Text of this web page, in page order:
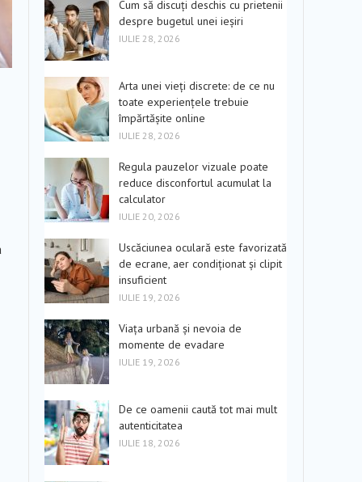
Cum să discuți deschis cu prietenii
despre bugetul unei ieșiri
IULIE 28, 2026
Arta unei vieți discrete: de ce nu
toate experiențele trebuie
împărtășite online
IULIE 28, 2026
Regula pauzelor vizuale poate
reduce disconfortul acumulat la
calculator
IULIE 20, 2026
Uscăciunea oculară este favorizată
de ecrane, aer condiționat și clipit
insuficient
IULIE 19, 2026
Viața urbană și nevoia de
momente de evadare
IULIE 19, 2026
De ce oamenii caută tot mai mult
autenticitatea
IULIE 18, 2026